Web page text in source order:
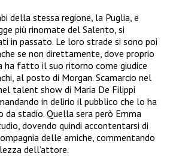
della stessa regione, la Puglia, e
più rinomate del Salento, si
in passato. Le loro strade si sono poi
se non direttamente, dove proprio
ha fatto il suo ritorno come giudice
al posto di Morgan. Scamarcio nel
talent show di Maria De Filippi
in delirio il pubblico che lo ha
stadio. Quella sera però Emma
dovendo quindi accontentarsi di
delle amiche, commentando
dell’attore.